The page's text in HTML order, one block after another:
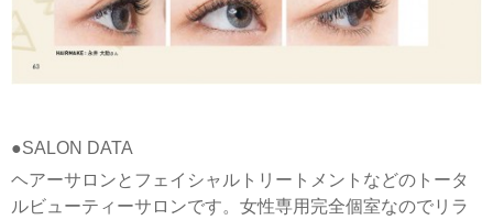
●SALON DATA
ヘアーサロンとフェイシャルトリートメントなどのトータ
ルビューティーサロンです。女性専用完全個室なのでリラ